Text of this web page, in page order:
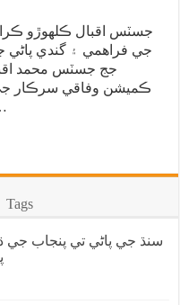
جسٽس اقبال ڪلهوڙو
جي فراهمي ۽ گندي
جج جسٽس محمد
کي مڪمل
Tags
سنڌ جي پاڻي تي پنجاب